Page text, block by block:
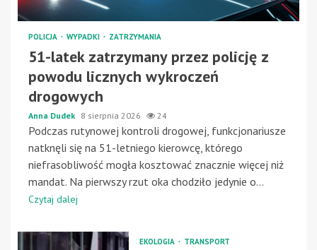
POLICJA WYPADKI ZATRZYMANIA
51-latek zatrzymany przez policję z
powodu licznych wykroczeń
drogowych
Anna Dudek 8 sierpnia 2026 24
Podczas rutynowej kontroli drogowej, funkcjonariusze
natknęli się na 51-letniego kierowcę, którego
niefrasobliwość mogła kosztować znacznie więcej niż
mandat. Na pierwszy rzut oka chodziło jedynie o...
Czytaj dalej
EKOLOGIA TRANSPORT